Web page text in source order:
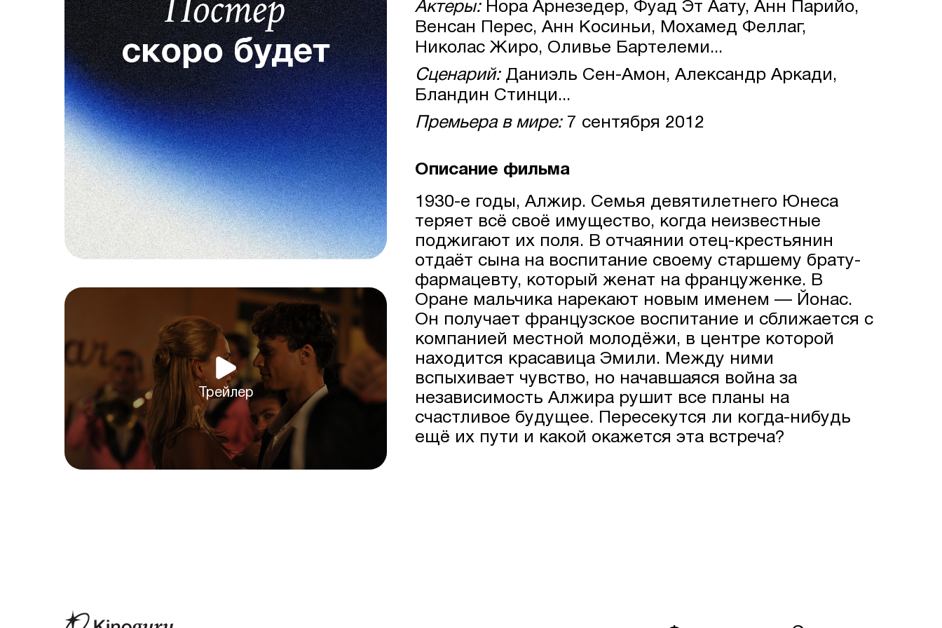
Трейлер
Актеры:Нора Арнезедер, Фуад Эт Аату, Анн Парийо,
Венсан Перес, Анн Косиньи, Мохамед Феллаг,
Николас Жиро, Оливье Бартелеми...
Сценарий:Даниэль Сен-Амон, Александр Аркади,
Бландин Стинци...
Премьера в мире:7 сентября 2012
Описание фильма
1930-е годы, Алжир. Семья девятилетнего Юнеса
теряет всё своё имущество, когда неизвестные
поджигают их поля. В отчаянии отец-крестьянин
отдаёт сына на воспитание своему старшему брату-
фармацевту, который женат на француженке. В
Оране мальчика нарекают новым именем — Йонас.
Он получает французское воспитание и сближается с
компанией местной молодёжи, в центре которой
находится красавица Эмили. Между ними
вспыхивает чувство, но начавшаяся война за
независимость Алжира рушит все планы на
счастливое будущее. Пересекутся ли когда-нибудь
ещё их пути и какой окажется эта встреча?